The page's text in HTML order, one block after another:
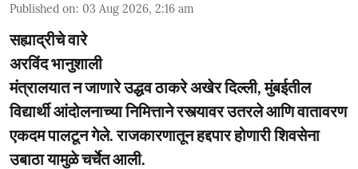
Published on: 03 Aug 2026, 2:16 am
सह्याद्रीचे वारे
अरविंद भानुशाली
मंत्रालयात न जाणारे उद्धव ठाकरे अखेर दिल्ली, मुंबईतील
विद्यार्थी आंदोलनाच्या निमित्ताने रस्त्यावर उतरले आणि वातावरण
एकदम पालटून गेले. राजकारणातून हद्दपार होणारी शिवसेना
उबाठा यामुळे चर्चेत आली.